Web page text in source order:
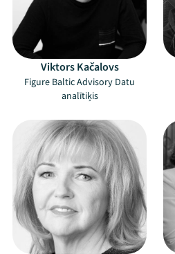
Viktors Kačalovs
Figure Baltic Advisory Datu
analītiķis